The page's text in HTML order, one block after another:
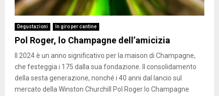
Degustazioni In giro per cantine
Pol Roger, lo Champagne dell’amicizia
Il 2024 è un anno significativo per la maison di Champagne,
che festeggia i 175 dalla sua fondazione. Il consolidamento
della sesta generazione, nonché i 40 anni dal lancio sul
mercato della Winston Churchill Pol Roger lo Champagne